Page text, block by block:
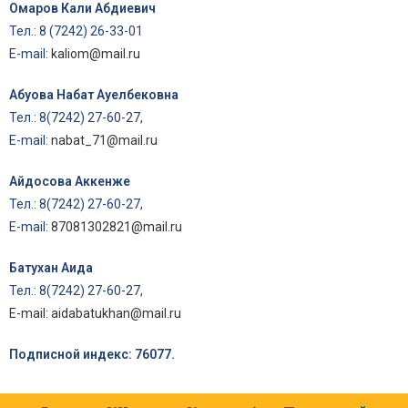
Омаров Кали Абдиевич
Тел.: 8 (7242) 26-33-01
E-mail: kaliom@mail.ru
Абуова Набат Ауелбековна
Тел.: 8(7242) 27-60-27,
E-mail: nabat_71@mail.ru
Айдосова Аккенже
Тел.: 8(7242) 27-60-27,
E-mail: 87081302821@mail.ru
Батухан Аида
Тел.: 8(7242) 27-60-27,
E-mail: aidabatukhan@mail.ru
Подписной индекс: 76077.